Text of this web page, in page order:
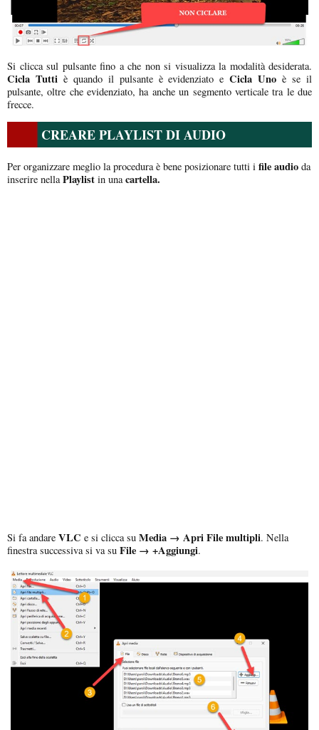
Si clicca sul pulsante fino a che non si visualizza la modalità desiderata.
Cicla Tuttiè quando il pulsante è evidenziato eCicla Uno è se il
pulsante, oltre che evidenziato, ha anche un segmento verticale tra le due
frecce.
CREARE PLAYLIST DI AUDIO
Per organizzare meglio la procedura è bene posizionare tutti i file audio da
inserire nellaPlaylist in unacartella.
Si fa andare VLC e si clicca su Media → Apri File multipli. Nella
finestra successiva si va su File → +Aggiungi.